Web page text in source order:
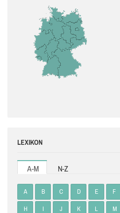
LEXIKON
A-M N-Z
A B C D E F
H I J K L M